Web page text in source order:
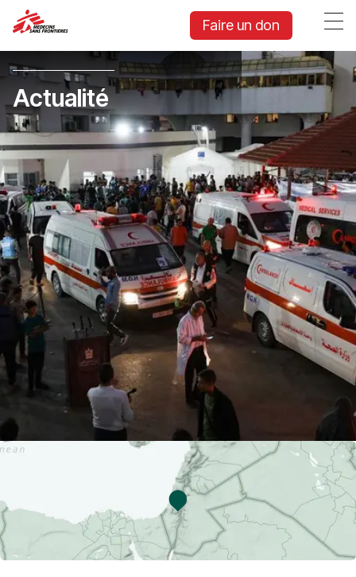
Faire un don
Actualité